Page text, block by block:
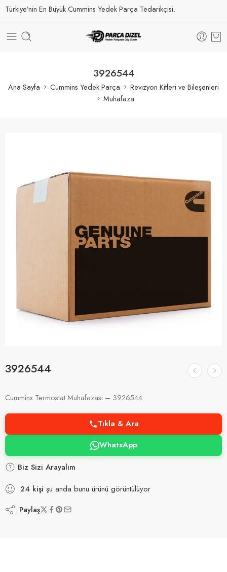
Türkiye’nin En Büyük Cummins Yedek Parça Tedarikçisi.
3926544
Ana Sayfa Cummins Yedek Parça
Revizyon Kitleri ve Bileşenleri
Muhafaza
3926544
Cummins Termostat Muhafazası – 3926544
Tıkla & Ara
WhatsApp
Biz Sizi Arayalım
24 kişi şu anda bunu ürünü görüntülüyor
Paylaş